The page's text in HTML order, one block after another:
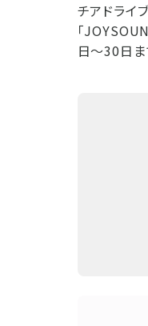
チアドライ
「
日～30日